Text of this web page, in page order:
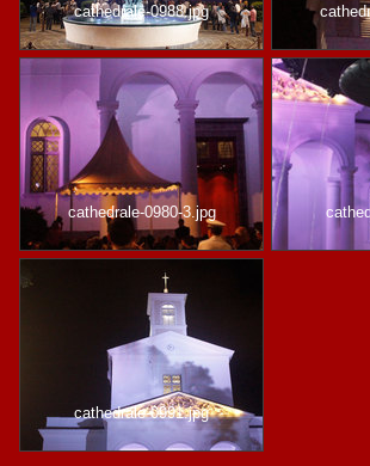
cathedrale-0988.jpg
cathedrale-0980-3.jpg
cathedrale-0991.jpg